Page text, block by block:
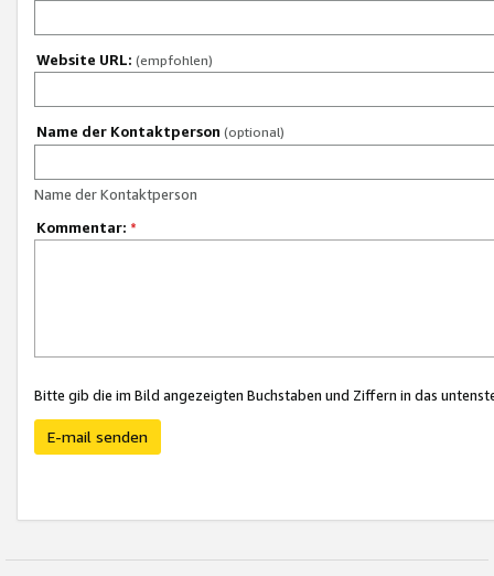
Website URL: (empfohlen)
Name der Kontaktperson (optional)
Name der Kontaktperson
Kommentar: *
Bitte gib die im Bild angezeigten Buchstaben und Ziffern in das
E-mail senden